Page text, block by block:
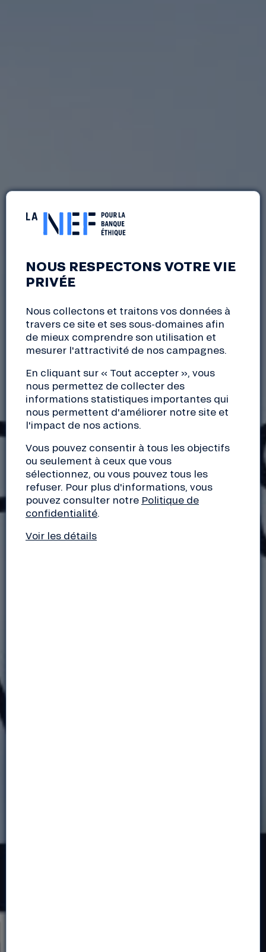
NOUS RESPECTONS VOTRE VIE
PRIVÉE
Nous collectons et traitons vos données à
travers ce site et ses sous-domaines afin
de mieux comprendre son utilisation et
mesurer l'attractivité de nos campagnes.
En cliquant sur « Tout accepter », vous
nous permettez de collecter des
informations statistiques importantes qui
nous permettent d'améliorer notre site et
l'impact de nos actions.
Vous pouvez consentir à tous les objectifs
ou seulement à ceux que vous
sélectionnez, ou vous pouvez tous les
refuser. Pour plus d'informations, vous
pouvez consulter notre Politique de
confidentialité
Voir les détails